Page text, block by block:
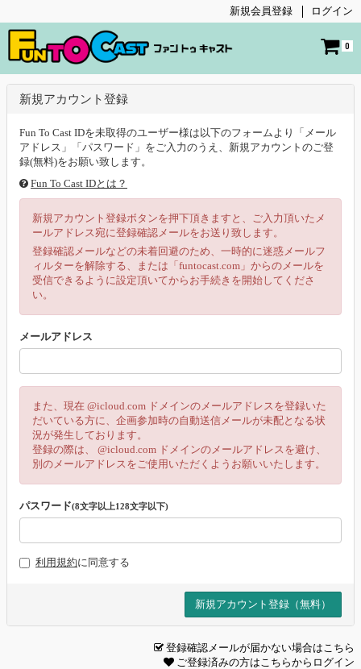
新規会員登録 ログイン
0
新規アカウント登録
Fun To Cast IDを未取得のユーザー様は以下のフォームより「メール
アドレス」「パスワード」をご入力のうえ、新規アカウントのご登
録(無料)をお願い致します。
Fun To Cast IDとは？
新規アカウント登録ボタンを押下頂きますと、ご入力頂いたメ
ールアドレス宛に登録確認メールをお送り致します。
登録確認メールなどの未着回避のため、一時的に迷惑メールフ
ィルターを解除する、または「funtocast.com」からのメールを
受信できるように設定頂いてからお手続きを開始してくださ
い。
メールアドレス
また、現在 @icloud.com ドメインのメールアドレスを登録いた
だいている方に、企画参加時の自動送信メールが未配となる状
況が発生しております。
登録の際は、 @icloud.com ドメインのメールアドレスを避け、
別のメールアドレスをご使用いただくようお願いいたします。
パスワード(8文字以上128文字以下)
利用規約に同意する
登録確認メールが届かない場合はこちら
ご登録済みの方はこちらからログイン